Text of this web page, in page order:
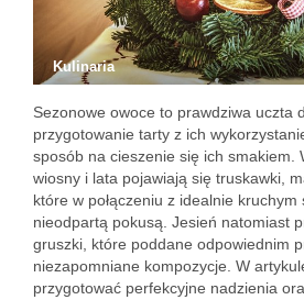
Kulinaria
Sezonowe owoce to prawdziwa uczta
przygotowanie tarty z ich
sposób na cieszenie się ich smakiem.
wiosny i lata pojawiają się truskawki,
które w połączeniu z idealnie
nieodpartą pokusą. Jesień natomiast
gruszki, które poddane odpowiednim
niezapomniane kompozycje. W
przygotować perfekcyjne nadzienia